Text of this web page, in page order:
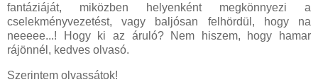
fantáziáját, miközben helyenként megkönnyezi a
cselekményvezetést, vagy baljósan felhördül, hogy na
neeeee...! Hogy ki az áruló? Nem hiszem, hogy hamar
rájönnél, kedves olvasó.
Szerintem olvassátok!